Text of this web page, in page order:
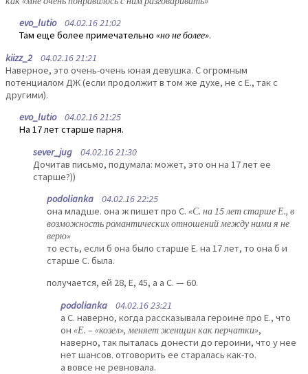
evo_lutio04.02.16 21:02
Там еще более примечательно «но не более».
kiizz_2 04.02.16 21:21
Наверное, это очень-очень юная девушка. С огромным
потенциалом ДЖ (если продолжит в том же духе, не с Е., так с
другими).
evo_lutio04.02.16 21:25
На 17 лет старше парня.
sever_jug 04.02.16 21:30
Дочитав письмо, подумала: может, это он на 17 лет ее
старше?))
podolianka 04.02.16 22:25
она младше. она ж пишет про С. «С. на 15 лет старше Е., в
возможность романтических отношений между ними я не
верю»
то есть, если б она было старше Е. на 17 лет, то она б и
старше С. была.
получается, ей 28, Е, 45, а а С. — 60.
podolianka 04.02.16 23:21
а С. наверно, когда рассказывала героине про Е., что
он «Е. – «козел», меняет женщин как перчатки»,
наверно, так пыталась донести до героини, что у нее
нет шансов. отговорить ее старалась как-то.
а вовсе не ревновала.